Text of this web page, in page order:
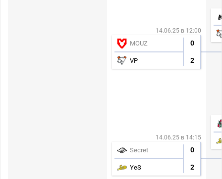
14.06.25 в 12:00
MOUZ 0
VP 2
14.06.25 в 14:15
Secret 0
YeS 2